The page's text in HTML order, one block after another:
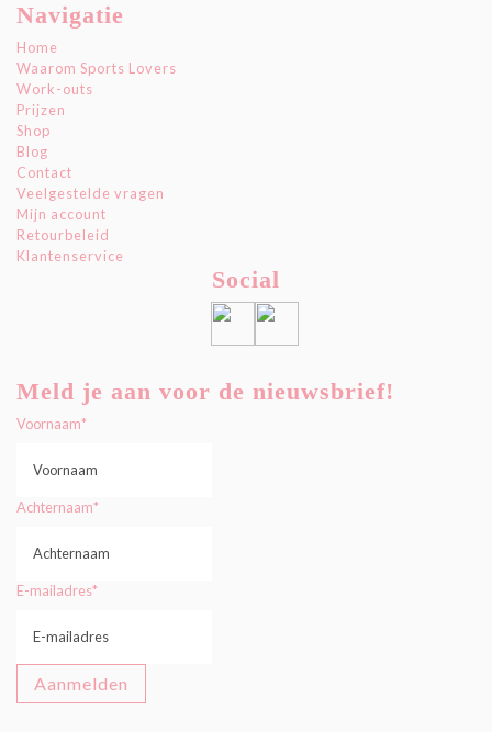
Navigatie
Home
Waarom Sports Lovers
Work-outs
Prijzen
Shop
Blog
Contact
Veelgestelde vragen
Mijn account
Retourbeleid
Klantenservice
Social
Meld je aan voor de nieuwsbrief!
Voornaam*
Achternaam*
E-mailadres*